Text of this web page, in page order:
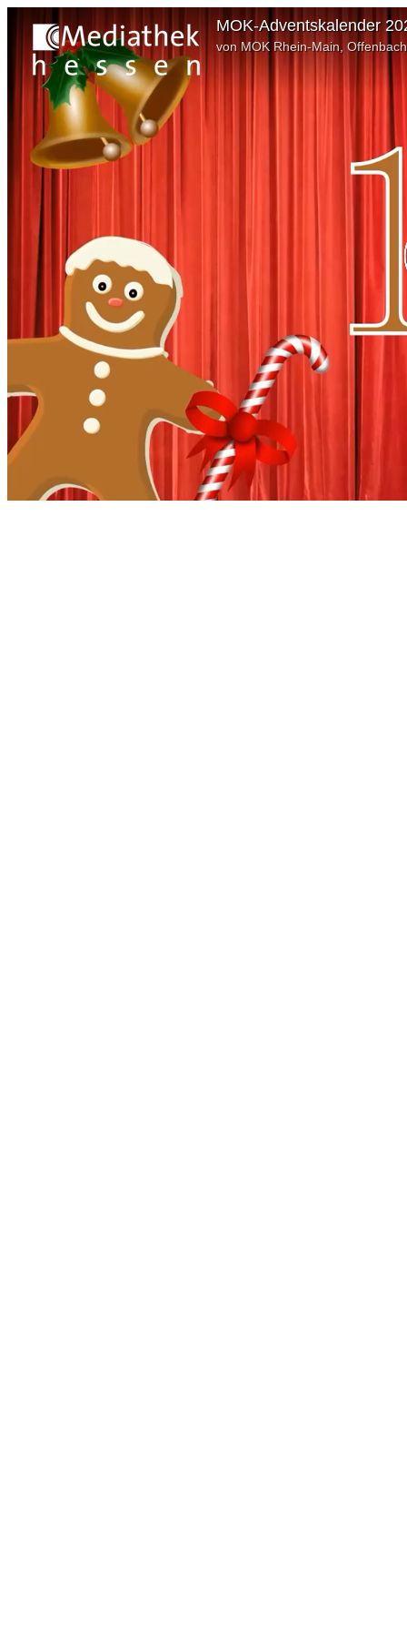
MOK-Adventskalender
von MOK Rhein-Main, Offenbach